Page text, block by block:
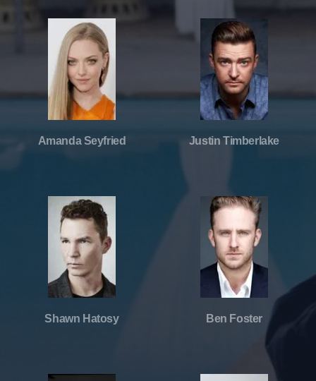
Amanda Seyfried Justin Timberlake
Shawn Hatosy Ben Foster